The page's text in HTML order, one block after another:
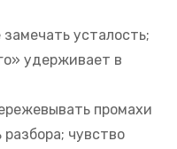
усталость;
удерживает в
промахи
чувство